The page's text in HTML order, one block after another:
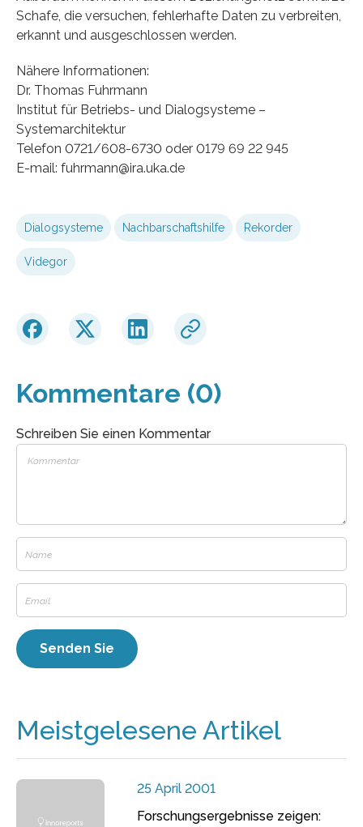
Schafe, die versuchen, fehlerhafte Daten zu verbreiten,
erkannt und ausgeschlossen werden.
Nähere Informationen:
Dr. Thomas Fuhrmann
Institut für Betriebs- und Dialogsysteme –
Systemarchitektur
Telefon 0721/608-6730 oder 0179 69 22 945
E-mail: fuhrmann@ira.uka.de
Dialogsysteme Nachbarschaftshilfe Rekorder
Videgor
Kommentare (0)
Schreiben Sie einen Kommentar
Meistgelesene Artikel
25 April 2001
Forschungsergebnisse zeigen: